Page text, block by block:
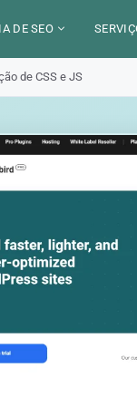
DE SEO
de CSS e JS